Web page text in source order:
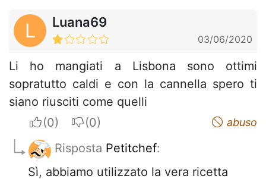
L Luana69
03/06/2020
Li ho mangiati a Lisbona sono ottimi
sopratutto caldi e con la cannella spero ti
siano riusciti come quelli
I apreciateI do not appreciate abuso
Risposta Petitchef:
Sì, abbiamo utilizzato la vera ricetta